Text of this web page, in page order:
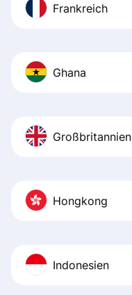
Frankreich
Ghana
Großbritannien
Hongkong
Indonesien